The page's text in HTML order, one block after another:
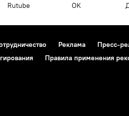
Rutube OK
Реклама Пресс-
Правила применения